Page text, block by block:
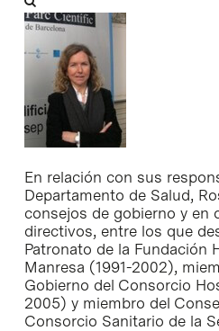
En relación con sus
Departamento de Salud,
consejos de gobierno y en
directivos, entre los que
Patronato de la Fundación
Manresa (1991-2002),
Gobierno del Consorcio
2005) y miembro del
Consorcio Sanitario de la